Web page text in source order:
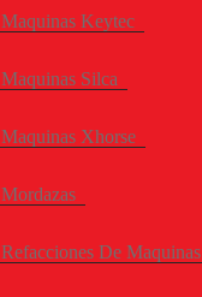
Maquinas Keytec
Maquinas Silca
Maquinas Xhorse
Mordazas
Refacciones De Maquinas